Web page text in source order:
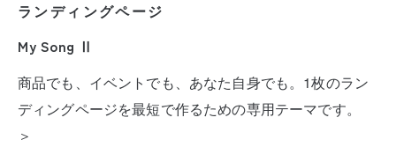
ランディングページ
My Song Ⅱ
商品でも、イベントでも、あなた自身でも。1枚のラン
ディングページを最短で作るための専用テーマです。
＞